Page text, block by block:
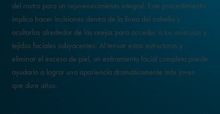
del rostro para un rejuvenecimiento integral. Este procedimiento
implica hacer incisiones dentro de la línea del cabello y
ocultarlas alrededor de las orejas para acceder a los músculos y
tejidos faciales subyacentes. Al tensar estas estructuras y
eliminar el exceso de piel, un estiramiento facial completo puede
ayudarlo a lograr una apariencia dramáticamente más joven
que dure años.